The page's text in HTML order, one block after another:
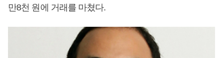
만8천 원에 거래를 마쳤다.